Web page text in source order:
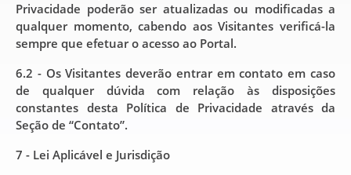
Privacidade poderão ser atualizadas ou modificadas a
qualquer momento, cabendo aos Visitantes verificá-la
sempre que efetuar o acesso ao Portal.
6.2 - Os Visitantes deverão entrar em contato em caso
de qualquer dúvida com relação às disposições
constantes desta Política de Privacidade através da
Seção de “Contato”.
7 - Lei Aplicável e Jurisdição